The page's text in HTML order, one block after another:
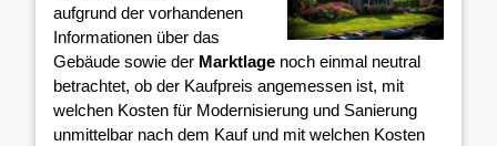
aufgrund der vorhandenen
Informationen über das
Gebäude sowie der Marktlage noch einmal neutral
betrachtet, ob der Kaufpreis angemessen ist, mit
welchen Kosten für Modernisierung und Sanierung
unmittelbar nach dem Kauf und mit welchen Kosten